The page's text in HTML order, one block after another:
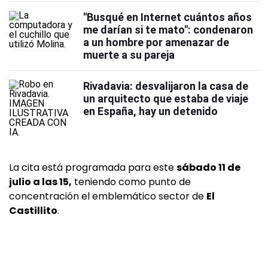
"Busqué en Internet cuántos años
me darían si te mato": condenaron
a un hombre por amenazar de
muerte a su pareja
Rivadavia: desvalijaron la casa de
un arquitecto que estaba de viaje
en España, hay un detenido
La cita está programada para estesábado 11 de
julio a las 15, teniendo como punto de
concentración el emblemático sector de El
Castillito.